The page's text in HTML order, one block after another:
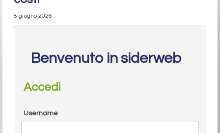
8 giugno 2026
Benvenuto in siderweb
Accedi
Username